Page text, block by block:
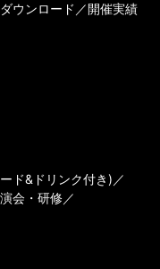
ウンロード 開催実績
ド&ドリンク付き)
会・研修